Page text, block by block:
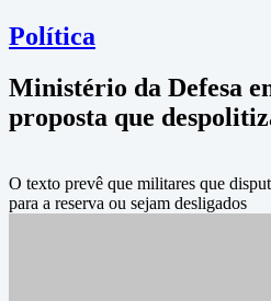
Política
Ministério da Defesa
proposta que
O texto prevê que militares que
para a reserva ou sejam desligados